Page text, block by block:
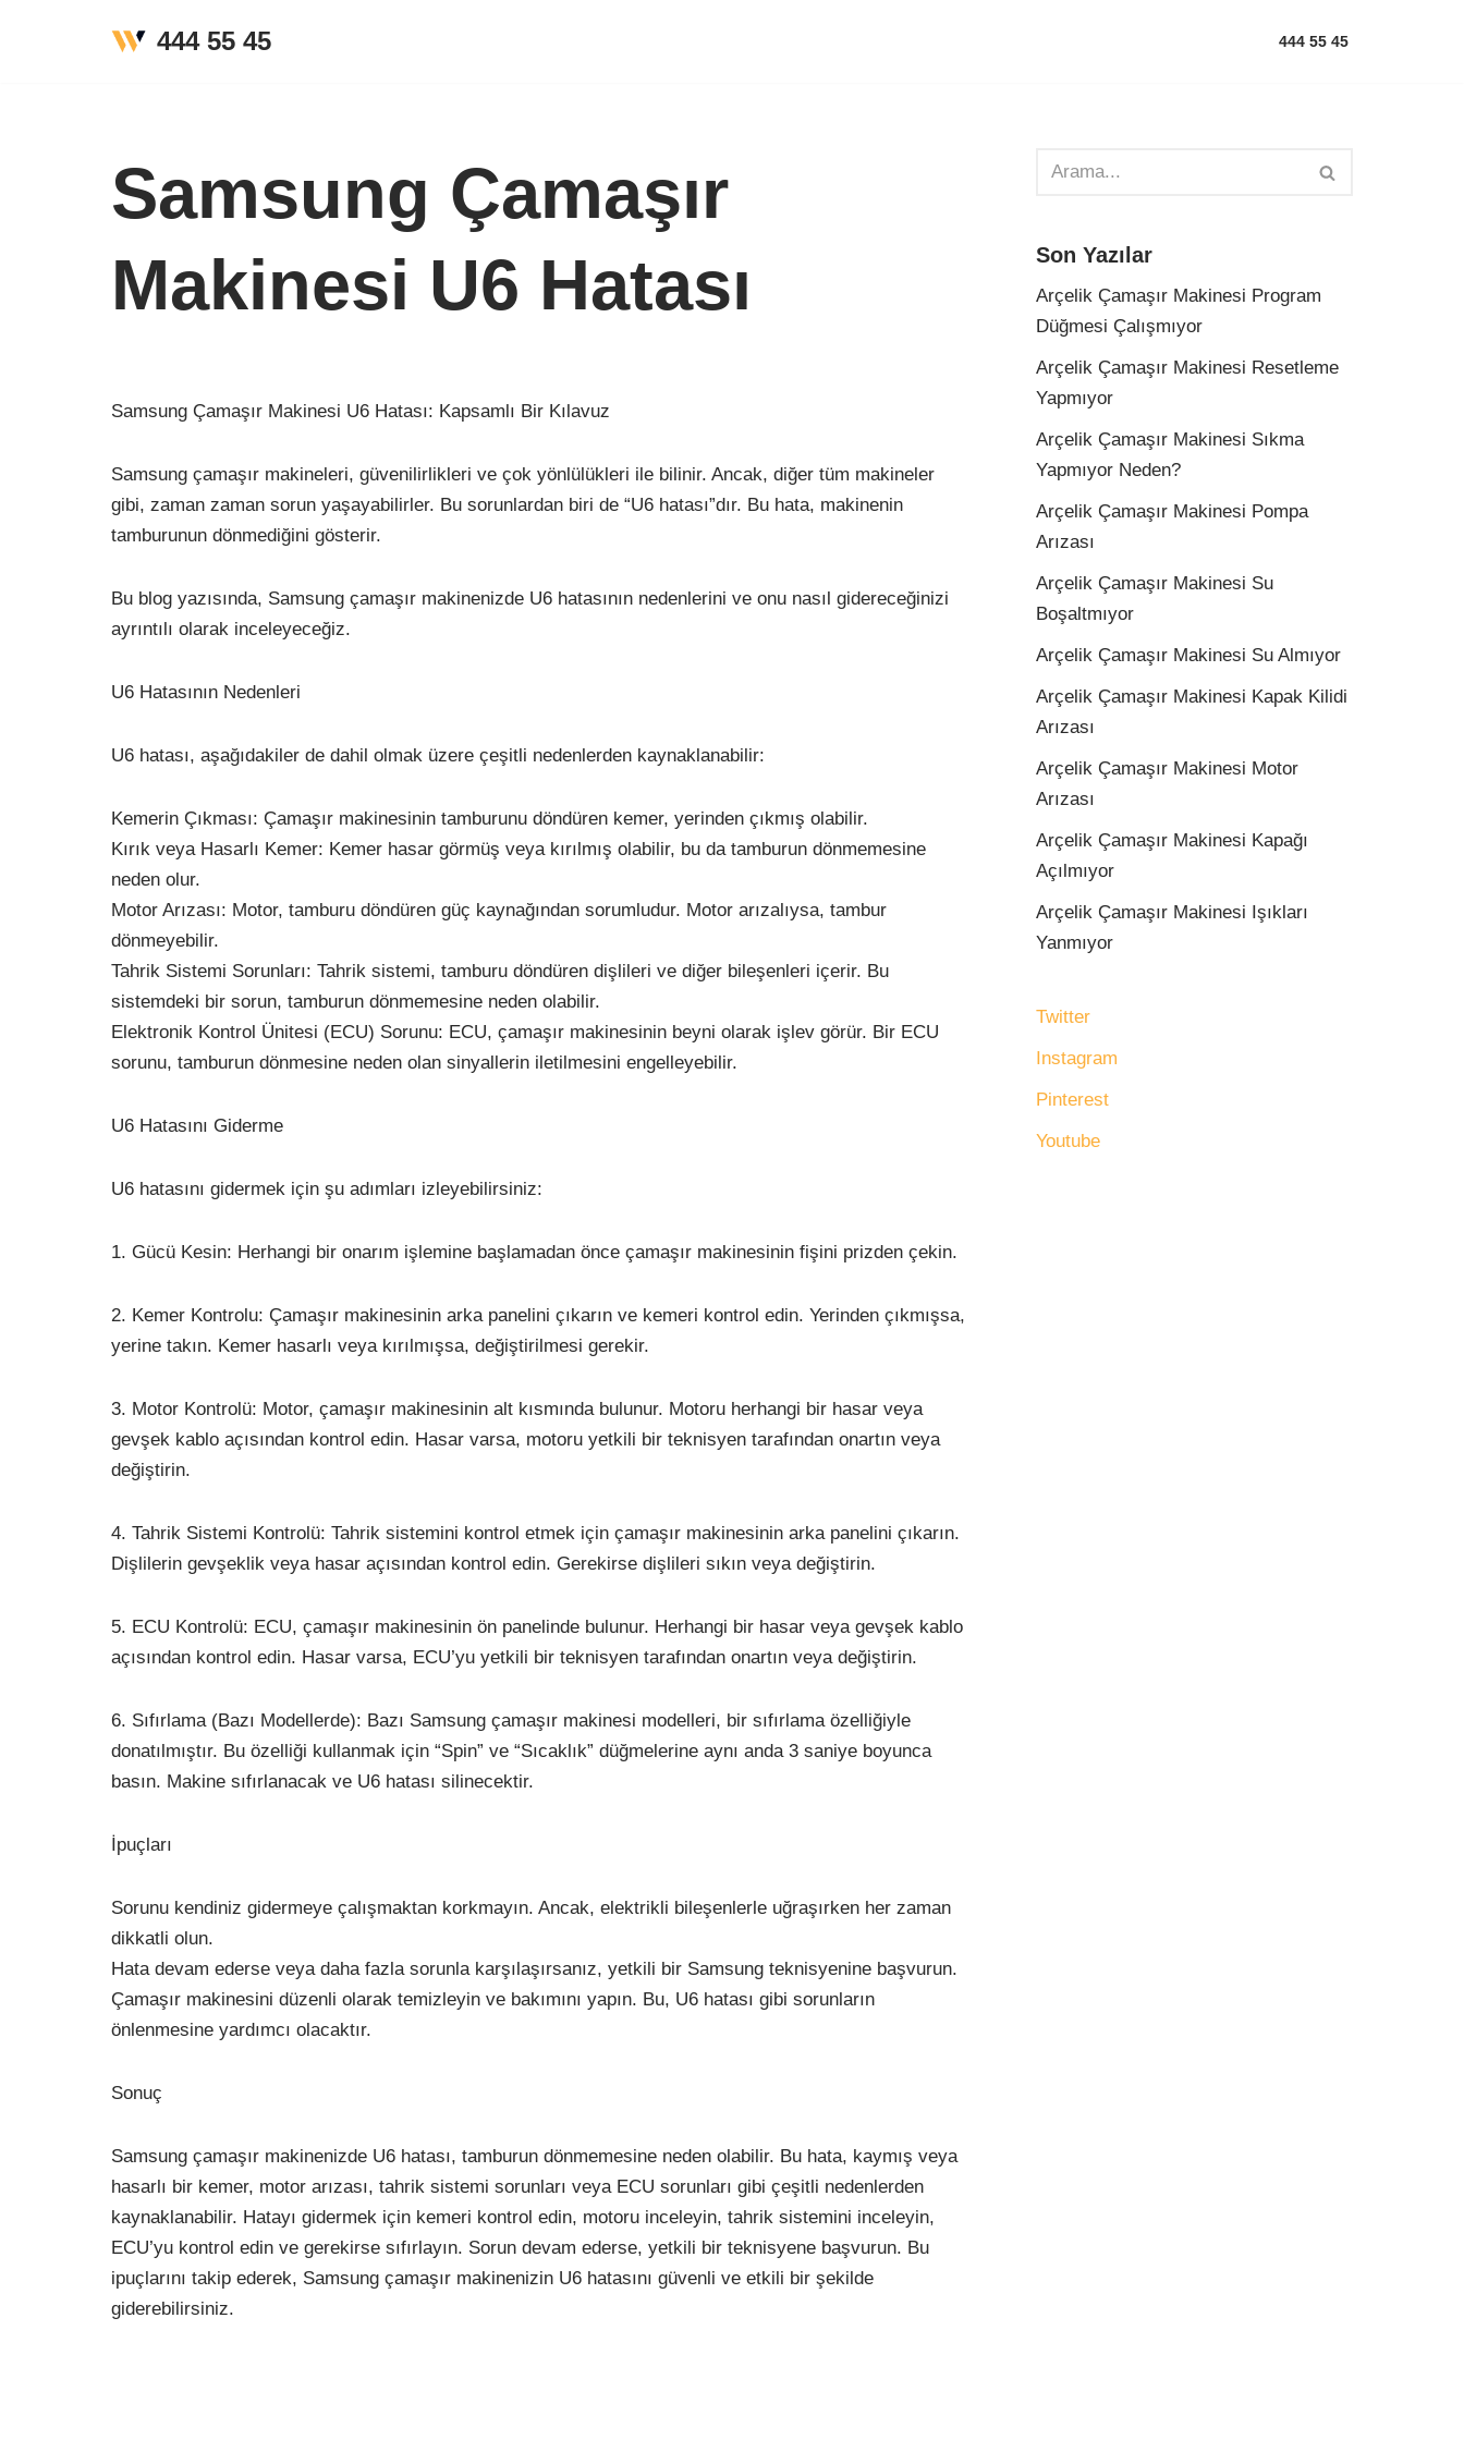
444 55 45 444 55 45
Samsung Çamaşır
Makinesi U6 Hatası
Samsung Çamaşır Makinesi U6 Hatası: Kapsamlı Bir Kılavuz
Samsung çamaşır makineleri, güvenilirlikleri ve çok yönlülükleri ile bilinir. Ancak, diğer tüm makineler
gibi, zaman zaman sorun yaşayabilirler. Bu sorunlardan biri de “U6 hatası”dır. Bu hata, makinenin
tamburunun dönmediğini gösterir.
Bu blog yazısında, Samsung çamaşır makinenizde U6 hatasının nedenlerini ve onu nasıl gidereceğinizi
ayrıntılı olarak inceleyeceğiz.
U6 Hatasının Nedenleri
U6 hatası, aşağıdakiler de dahil olmak üzere çeşitli nedenlerden kaynaklanabilir:
Kemerin Çıkması: Çamaşır makinesinin tamburunu döndüren kemer, yerinden çıkmış olabilir.
Kırık veya Hasarlı Kemer: Kemer hasar görmüş veya kırılmış olabilir, bu da tamburun dönmemesine
neden olur.
Motor Arızası: Motor, tamburu döndüren güç kaynağından sorumludur. Motor arızalıysa, tambur
dönmeyebilir.
Tahrik Sistemi Sorunları: Tahrik sistemi, tamburu döndüren dişlileri ve diğer bileşenleri içerir. Bu
sistemdeki bir sorun, tamburun dönmemesine neden olabilir.
Elektronik Kontrol Ünitesi (ECU) Sorunu: ECU, çamaşır makinesinin beyni olarak işlev görür. Bir ECU
sorunu, tamburun dönmesine neden olan sinyallerin iletilmesini engelleyebilir.
U6 Hatasını Giderme
U6 hatasını gidermek için şu adımları izleyebilirsiniz:
1. Gücü Kesin: Herhangi bir onarım işlemine başlamadan önce çamaşır makinesinin fişini prizden çekin.
2. Kemer Kontrolu: Çamaşır makinesinin arka panelini çıkarın ve kemeri kontrol edin. Yerinden çıkmışsa,
yerine takın. Kemer hasarlı veya kırılmışsa, değiştirilmesi gerekir.
3. Motor Kontrolü: Motor, çamaşır makinesinin alt kısmında bulunur. Motoru herhangi bir hasar veya
gevşek kablo açısından kontrol edin. Hasar varsa, motoru yetkili bir teknisyen tarafından onartın veya
değiştirin.
4. Tahrik Sistemi Kontrolü: Tahrik sistemini kontrol etmek için çamaşır makinesinin arka panelini çıkarın.
Dişlilerin gevşeklik veya hasar açısından kontrol edin. Gerekirse dişlileri sıkın veya değiştirin.
5. ECU Kontrolü: ECU, çamaşır makinesinin ön panelinde bulunur. Herhangi bir hasar veya gevşek kablo
açısından kontrol edin. Hasar varsa, ECU’yu yetkili bir teknisyen tarafından onartın veya değiştirin.
6. Sıfırlama (Bazı Modellerde): Bazı Samsung çamaşır makinesi modelleri, bir sıfırlama özelliğiyle
donatılmıştır. Bu özelliği kullanmak için “Spin” ve “Sıcaklık” düğmelerine aynı anda 3 saniye boyunca
basın. Makine sıfırlanacak ve U6 hatası silinecektir.
İpuçları
Sorunu kendiniz gidermeye çalışmaktan korkmayın. Ancak, elektrikli bileşenlerle uğraşırken her zaman
dikkatli olun.
Hata devam ederse veya daha fazla sorunla karşılaşırsanız, yetkili bir Samsung teknisyenine başvurun.
Çamaşır makinesini düzenli olarak temizleyin ve bakımını yapın. Bu, U6 hatası gibi sorunların
önlenmesine yardımcı olacaktır.
Sonuç
Samsung çamaşır makinenizde U6 hatası, tamburun dönmemesine neden olabilir. Bu hata, kaymış veya
hasarlı bir kemer, motor arızası, tahrik sistemi sorunları veya ECU sorunları gibi çeşitli nedenlerden
kaynaklanabilir. Hatayı gidermek için kemeri kontrol edin, motoru inceleyin, tahrik sistemini inceleyin,
ECU’yu kontrol edin ve gerekirse sıfırlayın. Sorun devam ederse, yetkili bir teknisyene başvurun. Bu
ipuçlarını takip ederek, Samsung çamaşır makinenizin U6 hatasını güvenli ve etkili bir şekilde
giderebilirsiniz.
Son Yazılar
Arçelik Çamaşır Makinesi Program
Düğmesi Çalışmıyor
Arçelik Çamaşır Makinesi Resetleme
Yapmıyor
Arçelik Çamaşır Makinesi Sıkma
Yapmıyor Neden?
Arçelik Çamaşır Makinesi Pompa
Arızası
Arçelik Çamaşır Makinesi Su
Boşaltmıyor
Arçelik Çamaşır Makinesi Su Almıyor
Arçelik Çamaşır Makinesi Kapak Kilidi
Arızası
Arçelik Çamaşır Makinesi Motor
Arızası
Arçelik Çamaşır Makinesi Kapağı
Açılmıyor
Arçelik Çamaşır Makinesi Işıkları
Yanmıyor
Twitter
Instagram
Pinterest
Youtube